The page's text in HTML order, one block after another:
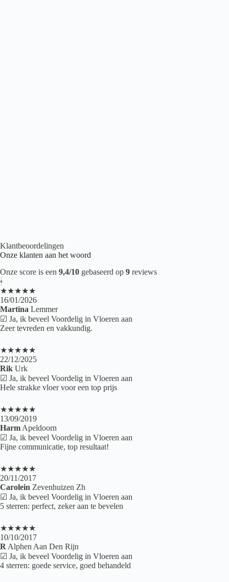
Klantbeoordelingen
Onze klanten aan het woord
Onze score is een 9,4/10 gebaseerd op 9 reviews
‹
★★★★★
16/01/2026
Martina Lemmer
☑ Ja, ik beveel Voordelig in Vloeren aan
Zeer tevreden en vakkundig.
★★★★★
22/12/2025
Rik Urk
☑ Ja, ik beveel Voordelig in Vloeren aan
Hele strakke vloer voor een top prijs
★★★★★
13/09/2019
Harm Apeldoorn
☑ Ja, ik beveel Voordelig in Vloeren aan
Fijne communicatie, top resultaat!
★★★★★
20/11/2017
Carolein Zevenhuizen Zh
☑ Ja, ik beveel Voordelig in Vloeren aan
5 sterren: perfect, zeker aan te bevelen
★★★★★
10/10/2017
R Alphen Aan Den Rijn
☑ Ja, ik beveel Voordelig in Vloeren aan
4 sterren: goede service, goed behandeld